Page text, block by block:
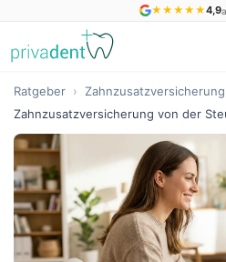
★ ★ ★ ★ ★4,9
Ratgeber › Zahnzusatzversicherung
Zahnzusatzversicherung von der